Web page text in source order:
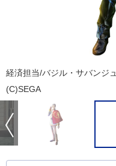
経済担当/バジル・サバンジュ
(C)SEGA